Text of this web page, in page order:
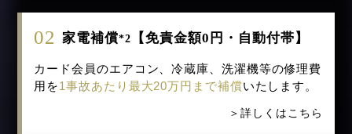
PETOKOTO FOODS
02 家電補償*2 【免責金額0円・自動付帯】
カード会員のエアコン、冷蔵庫、洗濯機等の修理費
用を1事故あたり最大20万円まで補償いたします。
＞詳しくはこちら